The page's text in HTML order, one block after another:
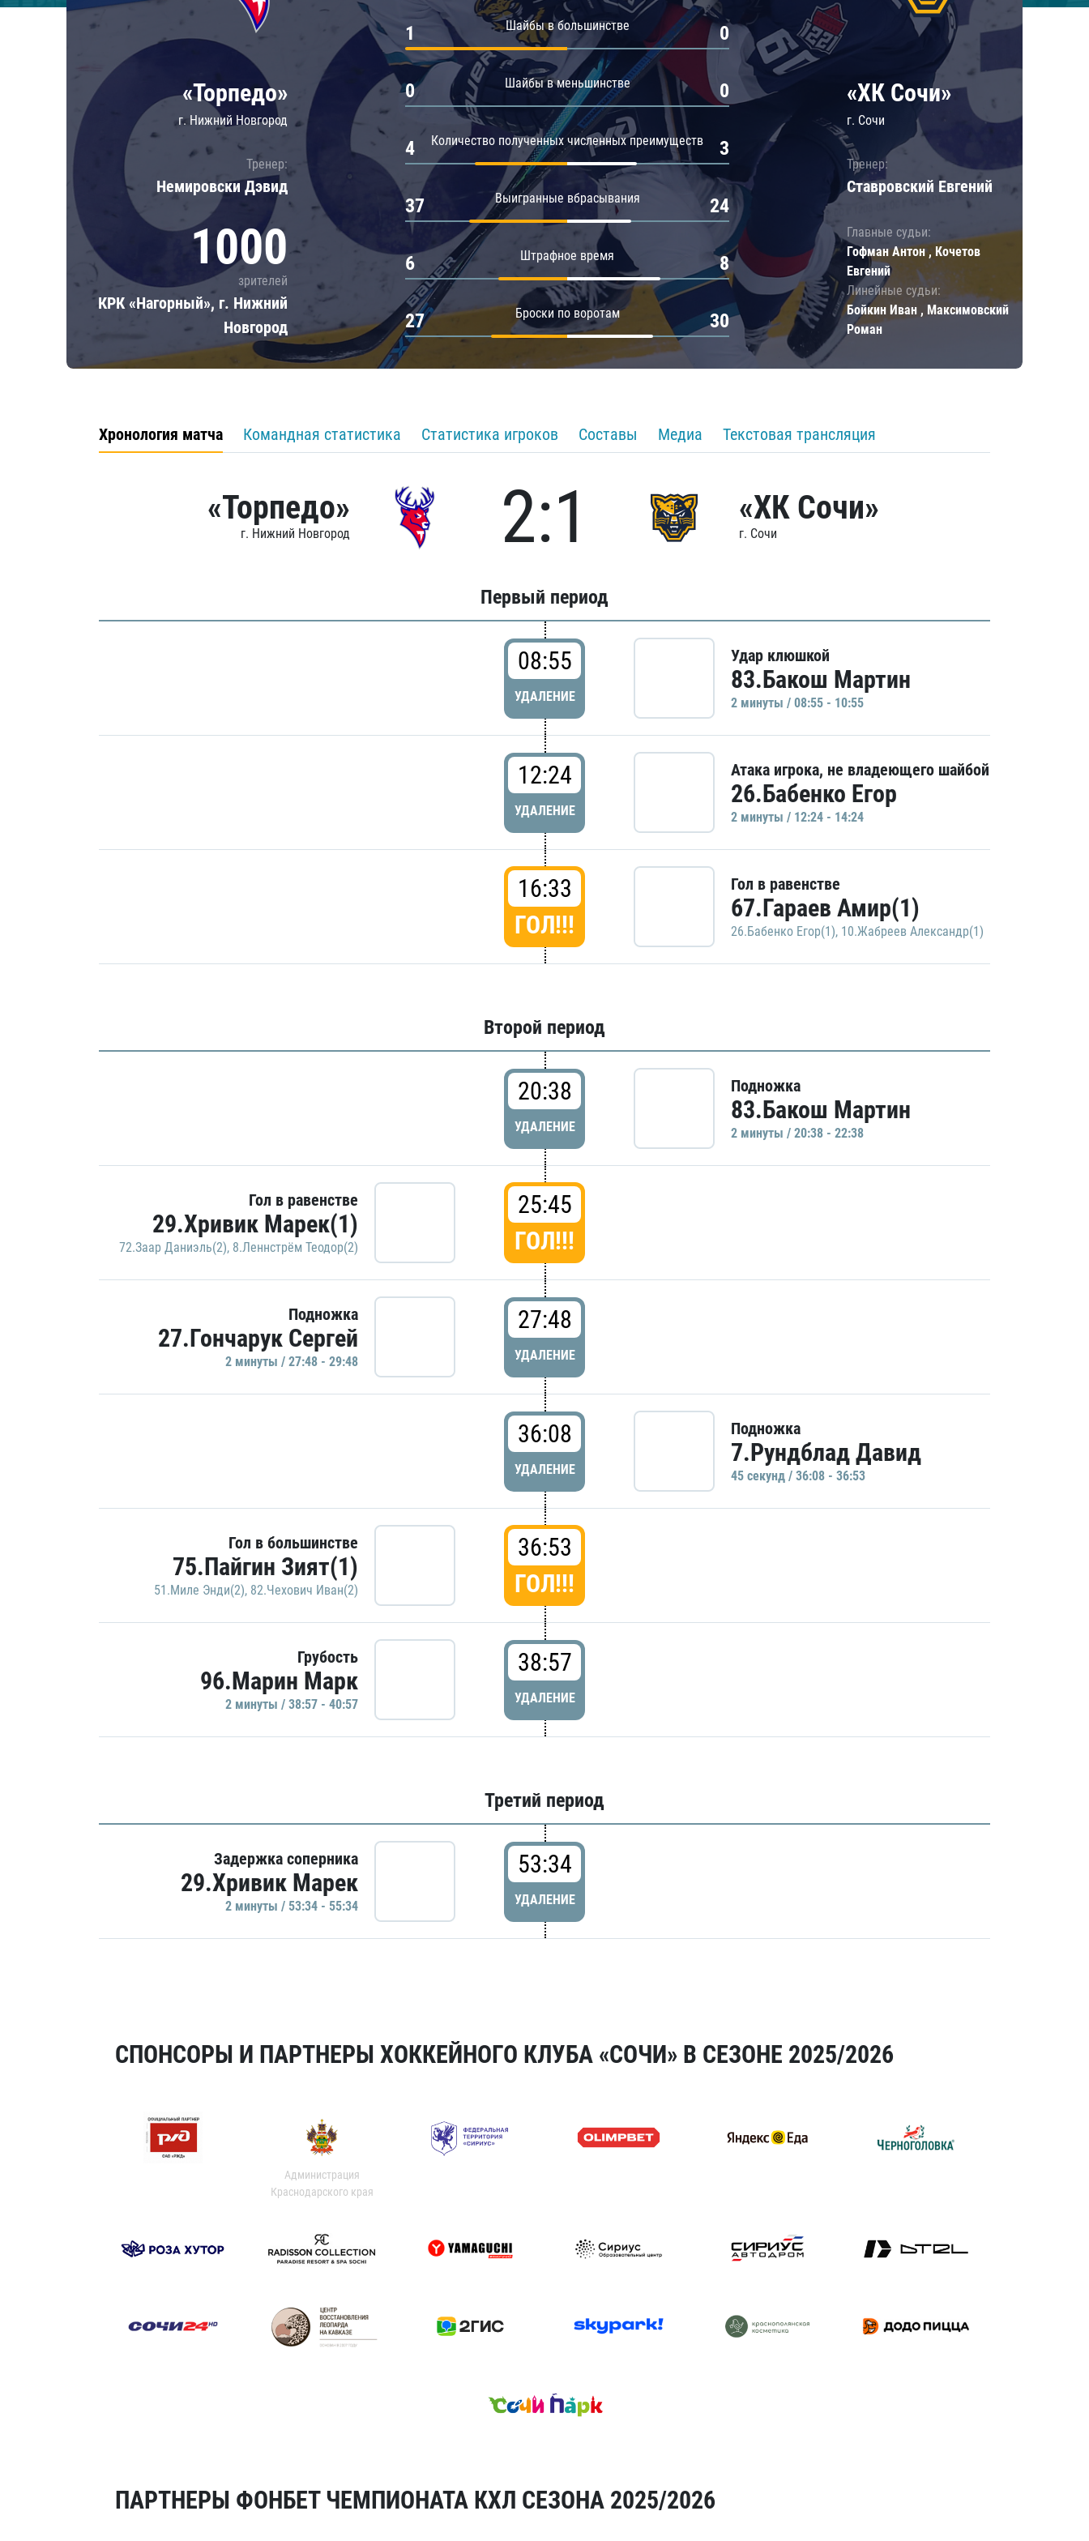
Локомотив
Северсталь
Шанхайские Драконы
Салават Юлаев
Сибирь
«Торпедо»
г. Нижний Новгород
Тренер:
Немировски Дэвид
1000
зрителей
КРК «Нагорный», г. Нижний
Новгород
Шайбы в большинстве
1 0
Шайбы в меньшинстве
0 0
Количество полученных численных преимуществ
4 3
Выигранные вбрасывания
37 24
Штрафное время
6 8
Броски по воротам
27 30
«ХК Сочи»
г. Сочи
Тренер:
Ставровский Евгений
Главные судьи:
Гофман Антон , Кочетов
Евгений
Линейные судьи:
Бойкин Иван , Максимовский
Роман
Хронология матча Командная статистика Статистика игроков Составы Медиа Текстовая трансляция
«Торпедо»
г. Нижний Новгород 2:1 «ХК Сочи»
г. Сочи
Первый период
08:55
УДАЛЕНИЕ
Удар клюшкой
83.Бакош Мартин
2 минуты / 08:55 - 10:55
12:24
УДАЛЕНИЕ
Атака игрока, не владеющего шайбой
26.Бабенко Егор
2 минуты / 12:24 - 14:24
16:33
ГОЛ!!!
Гол в равенстве
67.Гараев Амир(1)
26.Бабенко Егор(1), 10.Жабреев Александр(1)
Второй период
20:38
УДАЛЕНИЕ
Подножка
83.Бакош Мартин
2 минуты / 20:38 - 22:38
Гол в равенстве
29.Хривик Марек(1)
72.Заар Даниэль(2), 8.Леннстрём Теодор(2)
25:45
ГОЛ!!!
Подножка
27.Гончарук Сергей
2 минуты / 27:48 - 29:48
27:48
УДАЛЕНИЕ
36:08
УДАЛЕНИЕ
Подножка
7.Рундблад Давид
45 секунд / 36:08 - 36:53
Гол в большинстве
75.Пайгин Зият(1)
51.Миле Энди(2), 82.Чехович Иван(2)
36:53
ГОЛ!!!
Грубость
96.Марин Марк
2 минуты / 38:57 - 40:57
38:57
УДАЛЕНИЕ
Третий период
Задержка соперника
29.Хривик Марек
2 минуты / 53:34 - 55:34
53:34
УДАЛЕНИЕ
СПОНСОРЫ И ПАРТНЕРЫ ХОККЕЙНОГО КЛУБА «СОЧИ» В СЕЗОНЕ 2025/2026
Администрация
Краснодарского края
ПАРТНЕРЫ ФОНБЕТ ЧЕМПИОНАТА КХЛ СЕЗОНА 2025/2026